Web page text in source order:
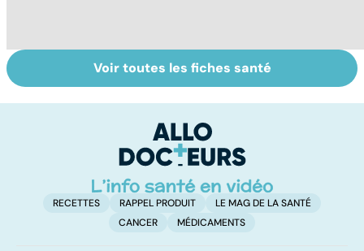
Mieux dépister la
DMLA
Tout savoir sur
les infections
Voir toutes les fiches santé
RECETTES RAPPEL PRODUIT
LE MAG DE LA SANTÉ
CANCER
MÉDICAMENTS